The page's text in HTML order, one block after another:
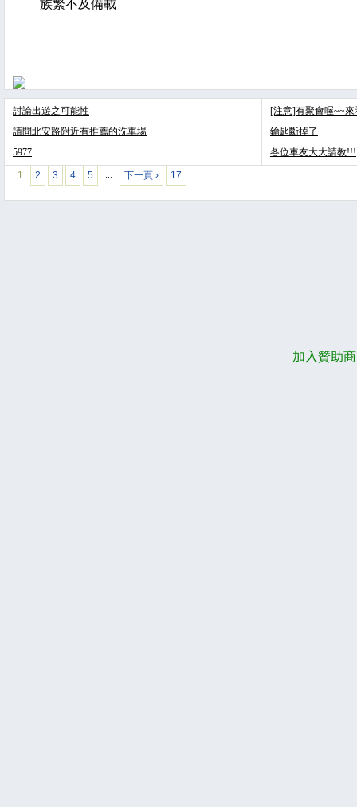
族繁不及備載
討論出遊之可能性
請問北安路附近有推薦的洗車場
5977
[注意]有聚會喔~~來
鑰匙斷掉了
各位車友大大請教!!!
1 2 3 4 5 … 下一頁 › 17
加入贊助商